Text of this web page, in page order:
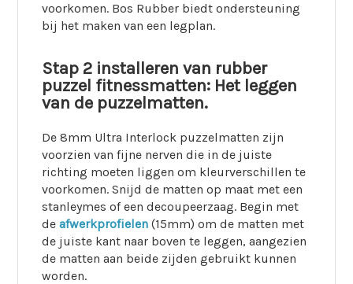
voorkomen. Bos Rubber biedt ondersteuning
bij het maken van een legplan.
Stap 2 installeren van rubber
puzzel fitnessmatten: Het leggen
van de puzzelmatten.
De 8mm Ultra Interlock puzzelmatten zijn
voorzien van fijne nerven die in de juiste
richting moeten liggen om kleurverschillen te
voorkomen. Snijd de matten op maat met een
stanleymes of een decoupeerzaag. Begin met
deafwerkprofielen (15mm) om de matten met
de juiste kant naar boven te leggen, aangezien
de matten aan beide zijden gebruikt kunnen
worden.